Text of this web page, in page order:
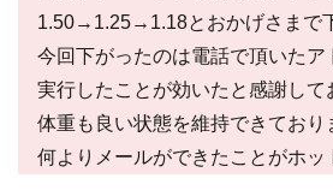
1.50→1.25→1.18とおかげさまで
今回下がったのは電話で頂いたア
実行したことが効いたと感謝して
体重も良い状態を維持できており
何よりメールができたことがホッ